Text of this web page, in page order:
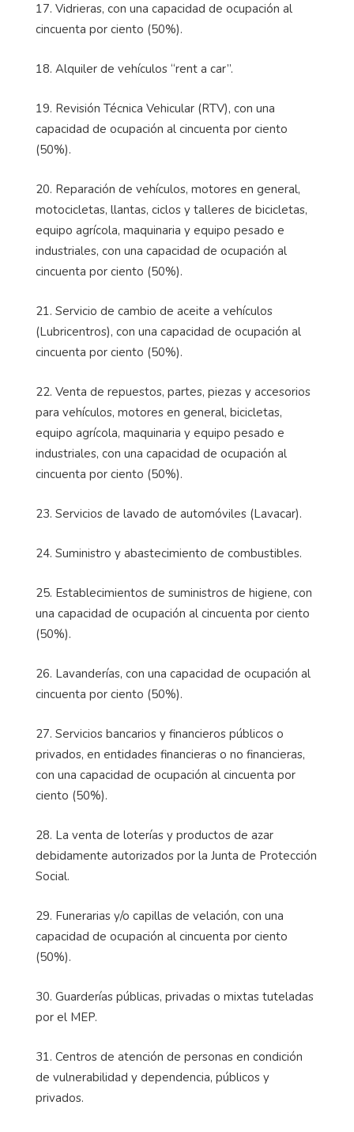
17. Vidrieras, con una capacidad de ocupación al
cincuenta por ciento (50%).
18. Alquiler de vehículos “rent a car”.
19. Revisión Técnica Vehicular (RTV), con una
capacidad de ocupación al cincuenta por ciento
(50%).
20. Reparación de vehículos, motores en general,
motocicletas, llantas, ciclos y talleres de bicicletas,
equipo agrícola, maquinaria y equipo pesado e
industriales, con una capacidad de ocupación al
cincuenta por ciento (50%).
21. Servicio de cambio de aceite a vehículos
(Lubricentros), con una capacidad de ocupación al
cincuenta por ciento (50%).
22. Venta de repuestos, partes, piezas y accesorios
para vehículos, motores en general, bicicletas,
equipo agrícola, maquinaria y equipo pesado e
industriales, con una capacidad de ocupación al
cincuenta por ciento (50%).
23. Servicios de lavado de automóviles (Lavacar).
24. Suministro y abastecimiento de combustibles.
25. Establecimientos de suministros de higiene, con
una capacidad de ocupación al cincuenta por ciento
(50%).
26. Lavanderías, con una capacidad de ocupación al
cincuenta por ciento (50%).
27. Servicios bancarios y financieros públicos o
privados, en entidades financieras o no financieras,
con una capacidad de ocupación al cincuenta por
ciento (50%).
28. La venta de loterías y productos de azar
debidamente autorizados por la Junta de Protección
Social.
29. Funerarias y/o capillas de velación, con una
capacidad de ocupación al cincuenta por ciento
(50%).
30. Guarderías públicas, privadas o mixtas tuteladas
por el MEP.
31. Centros de atención de personas en condición
de vulnerabilidad y dependencia, públicos y
privados.